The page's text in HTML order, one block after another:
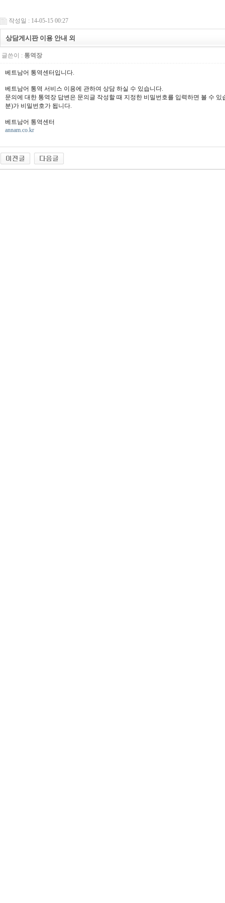
작성일 : 14-05-15 00:27
상담게시판 이용 안내 외
글쓴이 : 통역장
베트남어 통역센터입니다.
베트남어 통역 서비스 이용에 관하여 상담 하실 수 있습니다.
문의에 대한 통역장 답변은 문의글 작성할 때 지정한 비밀번호를 입력하면 볼 수
분)가 비밀번호가 됩니다.
베트남어 통역센터
annam.co.kr